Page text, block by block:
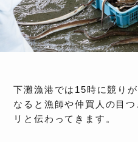
下灘漁港では15時に競り
なると漁師や仲買人の目
リと伝わってきます。